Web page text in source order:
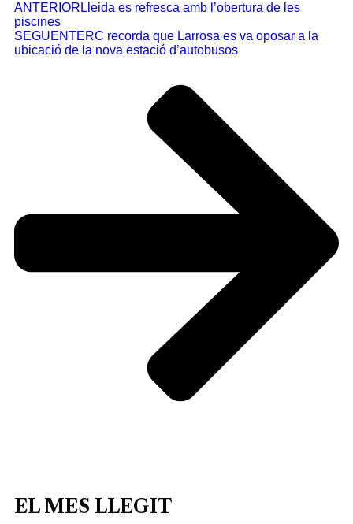
ANTERIORLleida es refresca amb l’obertura de les
piscines
SEGUENTERC recorda que Larrosa es va oposar a la
ubicació de la nova estació d’autobusos
EL MES LLEGIT